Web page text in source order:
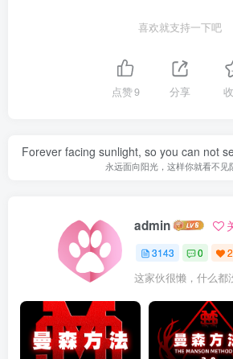
喜欢就支持一下吧
点赞9 分享
Forever facing sunlight, so you can not
永远面向阳光，这样你就看不见
admin
3143 0
这家伙很懒，什么都